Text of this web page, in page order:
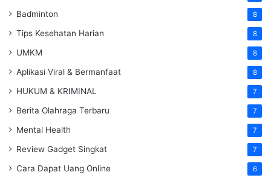
Badminton 8
Tips Kesehatan Harian 8
UMKM 8
Aplikasi Viral & Bermanfaat 8
HUKUM & KRIMINAL 7
Berita Olahraga Terbaru 7
Mental Health 7
Review Gadget Singkat 7
Cara Dapat Uang Online 6